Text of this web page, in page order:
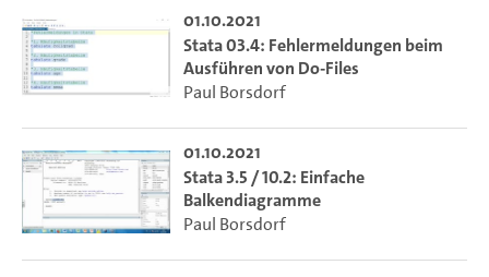
01.10.2021
Stata 03.4: Fehlermeldungen beim
Ausführen von Do-Files
Paul Borsdorf
01.10.2021
Stata 3.5 / 10.2: Einfache
Balkendiagramme
Paul Borsdorf